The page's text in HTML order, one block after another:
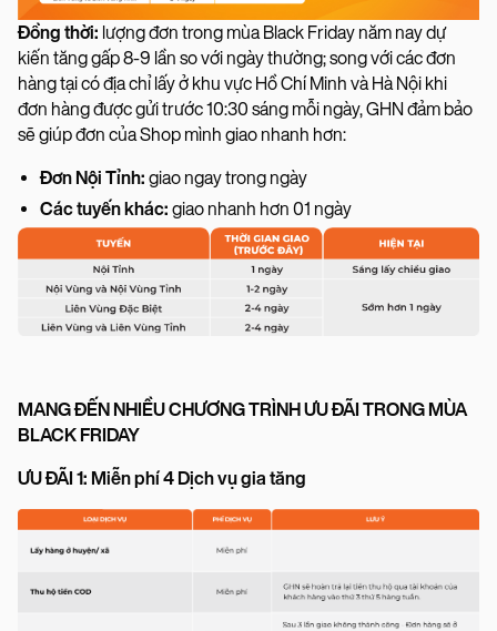
Đồng thời: lượng đơn trong mùa Black Friday năm nay dự
kiến tăng gấp 8-9 lần so với ngày thường; song với các đơn
hàng tại có địa chỉ lấy ở khu vực Hồ Chí Minh và Hà Nội khi
đơn hàng được gửi trước 10:30 sáng mỗi ngày, GHN đảm bảo
sẽ giúp đơn của Shop mình giao nhanh hơn:
Đơn Nội Tỉnh: giao ngay trong ngày
Các tuyến khác: giao nhanh hơn 01 ngày
MANG ĐẾN NHIỀU CHƯƠNG TRÌNH ƯU ĐÃI TRONG MÙA
BLACK FRIDAY
ƯU ĐÃI 1: Miễn phí 4 Dịch vụ gia tăng